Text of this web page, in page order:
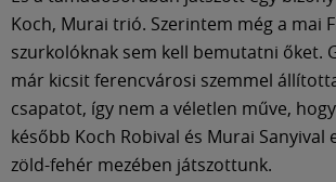
Koch, Murai trió. Szerintem még a mai
szurkolóknak sem kell bemutatni őket.
már kicsit ferencvárosi szemmel
csapatot, így nem a véletlen műve,
később Koch Robival és Murai Sanyival
zöld-fehér mezében játszottunk.